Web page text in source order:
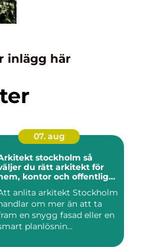
inlägg här
07. aug
stockholm så
du rätt arkitekt för
kontor och offentlig
anlita arkitekt Stockholm
om mer än att ta
en snygg fasad eller en
planlösnin...